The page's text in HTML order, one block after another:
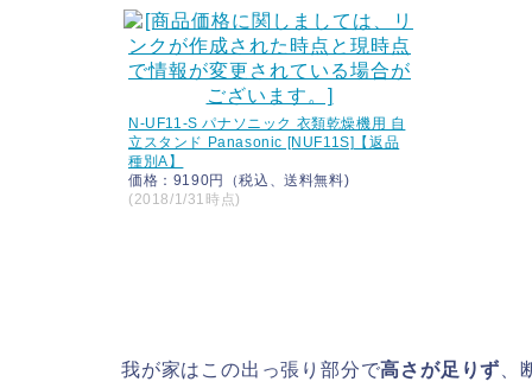
N-UF11-S パナソニック 衣類乾燥機用 自
立スタンド Panasonic [NUF11S]【返品
種別A】
価格：9190円（税込、送料無料)
(2018/1/31時点)
我が家はこの出っ張り部分で高さが足りず 、